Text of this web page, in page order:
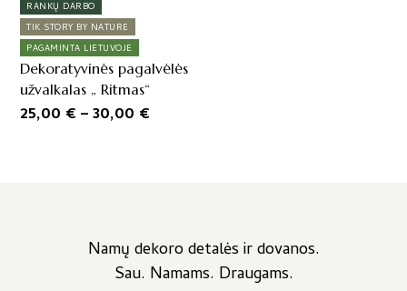
RANKŲ DARBO
TIK STORY BY NATURE
PAGAMINTA LIETUVOJE
Dekoratyvinės pagalvėlės
užvalkalas „ Ritmas“
25,00 € –30,00 €
options
may
be
chosen
on
the
Namų dekoro detalės ir dovanos.
Sau. Namams. Draugams.